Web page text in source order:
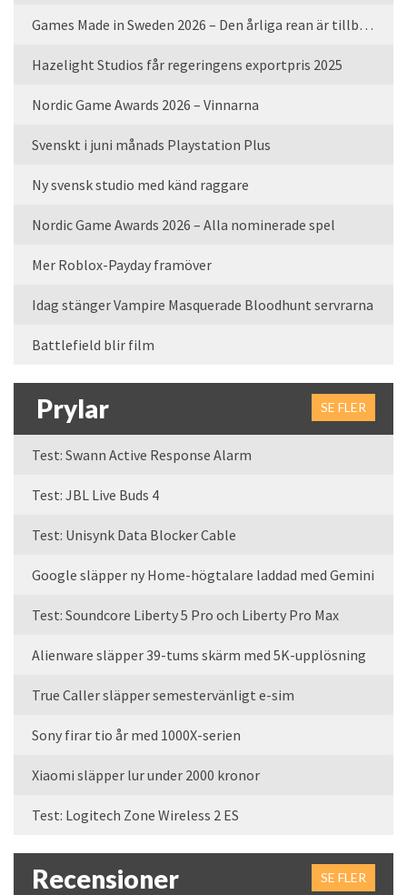
Games Made in Sweden 2026 – Den årliga rean är tillbaka
Hazelight Studios får regeringens exportpris 2025
Nordic Game Awards 2026 – Vinnarna
Svenskt i juni månads Playstation Plus
Ny svensk studio med känd raggare
Nordic Game Awards 2026 – Alla nominerade spel
Mer Roblox-Payday framöver
Idag stänger Vampire Masquerade Bloodhunt servrarna
Battlefield blir film
Prylar SE FLER
Test: Swann Active Response Alarm
Test: JBL Live Buds 4
Test: Unisynk Data Blocker Cable
Google släpper ny Home-högtalare laddad med Gemini
Test: Soundcore Liberty 5 Pro och Liberty Pro Max
Alienware släpper 39-tums skärm med 5K-upplösning
True Caller släpper semestervänligt e-sim
Sony firar tio år med 1000X-serien
Xiaomi släpper lur under 2000 kronor
Test: Logitech Zone Wireless 2 ES
Recensioner SE FLER